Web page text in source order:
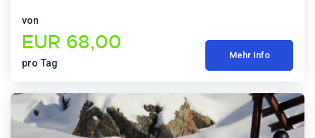
von
EUR 68,00
pro Tag
Mehr Info